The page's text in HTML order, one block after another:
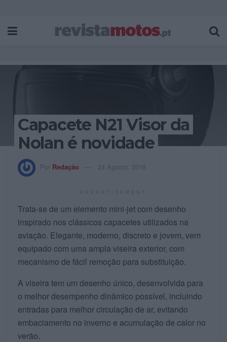
Capacete N21 Visor da
Nolan é novidade
Por Redação 24 Agosto, 2018
Trata-se de um elemento mini-jet com desenho
inspirado nos clássicos capacetes utilizados na
aviação. Elegante, moderno, discreto e jovem, vem
equipado com uma ampla viseira exterior, com
mecanismo de fácil remoção para substituição.
A viseira tem um desenho único, desenvolvida para
o melhor desempenho dinâmico possível, incluindo
entradas para melhor circulação de ar, evitando
embaciamento no inverno e acumulação de calor no
verão.